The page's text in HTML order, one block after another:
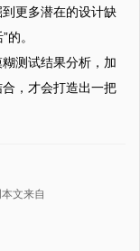
更多潜在的设计缺
。
测试结果分析，加
，才会打造出一把
文来自